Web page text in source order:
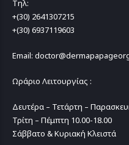
Τηλ:
+(30) 2641307215
+(30) 6937119603
Email:
Ωράριο Λειτουργίας :
Δευτέρα – Τετάρτη –
Τρίτη – Πέμπτη 10.00-18.00
Σάββατο & Κυριακή Κλειστά